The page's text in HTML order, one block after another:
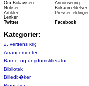
Om Bokavisen
Annonsering
Notiser
Bokanmeldelser
Artikler
Pressemeldinger
Lenker
Twitter
Facebook
Kategorier:
2. verdens krig
Arrangementer
Barne- og ungdomslitteratur
Bibliotek
Billedb�ker